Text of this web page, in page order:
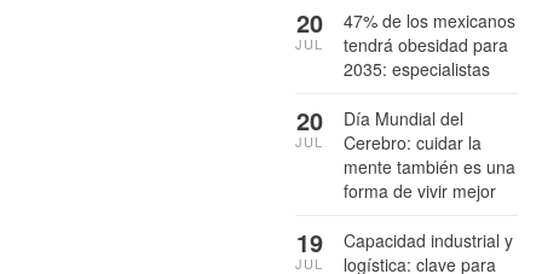
47% de los mexicanos
tendrá obesidad para
2035: especialistas
20
JUL
Día Mundial del
Cerebro: cuidar la
mente también es una
forma de vivir mejor
20
JUL
Capacidad industrial y
logística: clave para
19
JUL